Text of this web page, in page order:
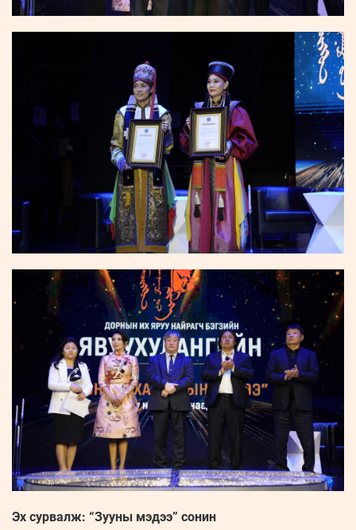
Эх сурвалж: “Зууны мэдээ” сонин